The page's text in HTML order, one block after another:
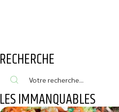
RECHERCHE
LES IMMANQUABLES